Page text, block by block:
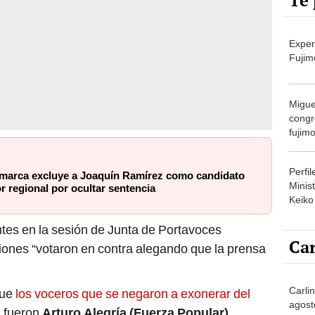
excluye a Joaquín Ramírez como candidato
regional por ocultar sentencia
en la sesión de Junta de Portavoces
“votaron en contra alegando que la prensa
los voceros que se negaron a exonerar del